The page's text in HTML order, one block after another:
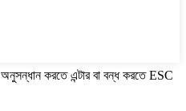
অনুসন্ধান করতে এন্টার বা বন্ধ করতে ESC